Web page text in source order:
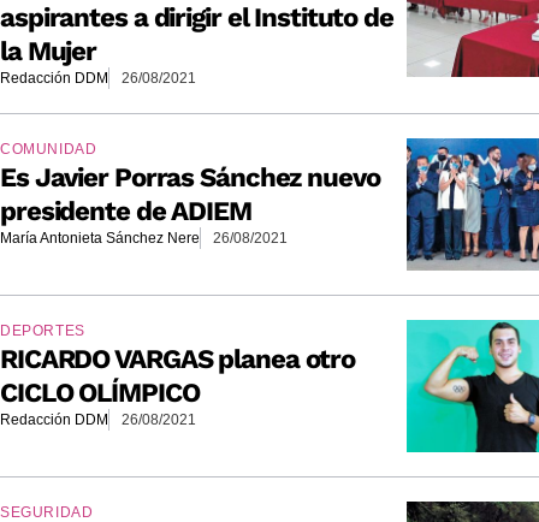
aspirantes a dirigir el Instituto de
la Mujer
Redacción DDM 26/08/2021
COMUNIDAD
Es Javier Porras Sánchez nuevo
presidente de ADIEM
María Antonieta Sánchez Nere 26/08/2021
DEPORTES
RICARDO VARGAS planea otro
CICLO OLÍMPICO
Redacción DDM 26/08/2021
SEGURIDAD